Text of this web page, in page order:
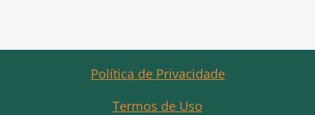
Política de Privacidade
Termos de Uso